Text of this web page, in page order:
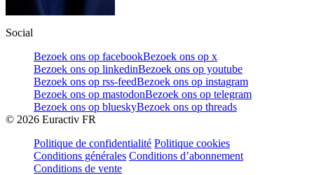
Social
Bezoek ons op facebookBezoek ons op x
Bezoek ons op linkedinBezoek ons op youtube
Bezoek ons op rss-feedBezoek ons op instagram
Bezoek ons op mastodonBezoek ons op telegram
Bezoek ons op blueskyBezoek ons op threads
© 2026 Euractiv FR
Politique de confidentialité Politique cookies
Conditions générales Conditions d’abonnement
Conditions de vente